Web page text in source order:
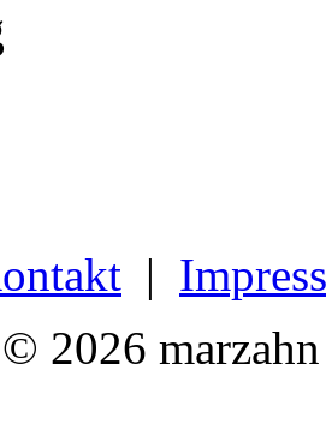
|
2026